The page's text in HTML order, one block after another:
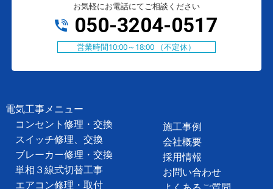
お気軽にお電話にてご相談ください
050-3204-0517
営業時間10:00～18:00 （不定休）
電気工事メニュー
コンセント修理・交換
スイッチ修理、交換
ブレーカー修理・交換
単相３線式切替工事
エアコン修理・取付
施工事例
会社概要
採用情報
お問い合わせ